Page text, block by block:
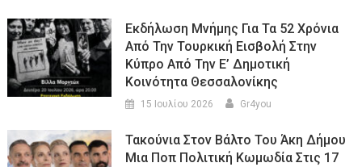
Εκδήλωση Μνήμης Για Τα 52 Χρόνια
Από Την Τουρκική Εισβολή Στην
Κύπρο Από Την Ε’ Δημοτική
Κοινότητα Θεσσαλονίκης
15 Ιουλίου 2026 Gr4you
Τακούνια Στον Βάλτο Του Άκη Δήμου
Μια Ποπ Πολιτική Κωμωδία Στις 17